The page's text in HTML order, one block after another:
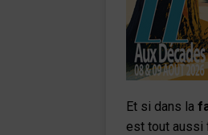
Et si dans la
est tout aussi